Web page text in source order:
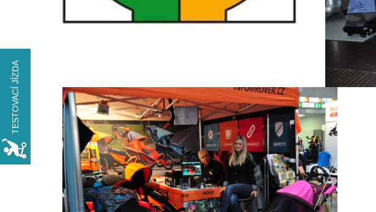
TESTOVACÍ JÍZDA
xROVER na den
ZDARMA
REZERVOVAT